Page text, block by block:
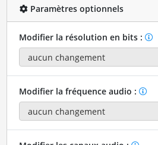
Paramètres optionnels
Modifier la résolution en bits :
Modifier la fréquence audio :